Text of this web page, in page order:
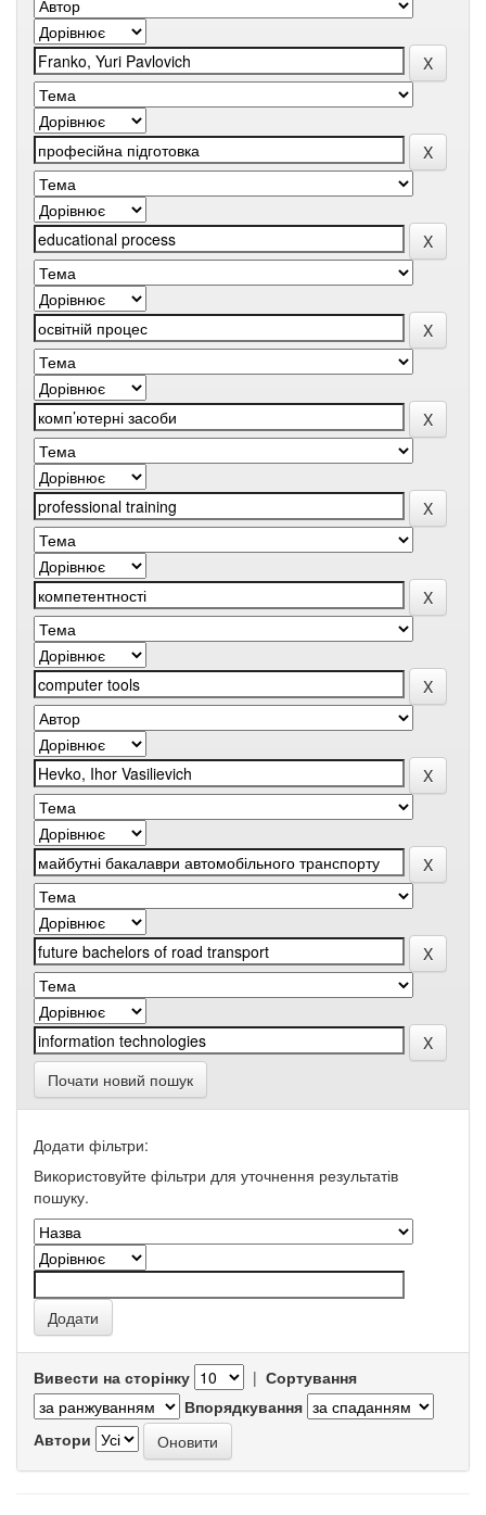
Почати новий пошук
Додати фільтри:
Використовуйте фільтри для уточнення результатів
пошуку.
Вивести на сторінку | Сортування
Впорядкування
Автори